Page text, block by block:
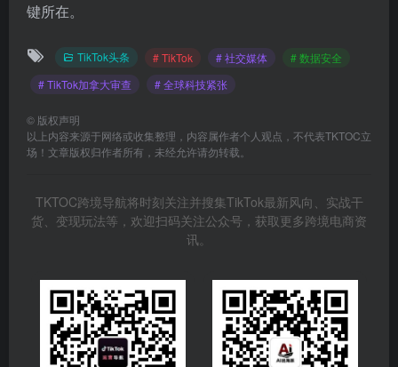
键所在。
TikTok头条 # TikTok # 社交媒体
# 数据安全
# TikTok加拿大审查
# 全球科技紧张
© 版权声明
以上内容来源于网络或收集整理，内容属作者个人观点，不代表TKTOC立
场！文章版权归作者所有，未经允许请勿转载。
TKTOC跨境导航将时刻关注并搜集TikTok最新风向、实战干
货、变现玩法等，欢迎扫码关注公众号，获取更多跨境电商资
讯。